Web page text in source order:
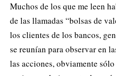
Muchos de los que me leen
de las llamadas “bolsas de
los clientes de los bancos,
se reunían para observar en
las acciones, obviamente